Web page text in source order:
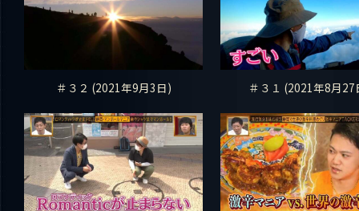
＃３２ (2021年9月3日) ＃３１ (2021年8月27